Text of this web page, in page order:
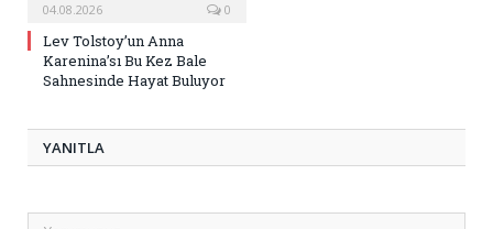
04.08.2026 0
Lev Tolstoy’un Anna
Karenina’sı Bu Kez Bale
Sahnesinde Hayat Buluyor
YANITLA